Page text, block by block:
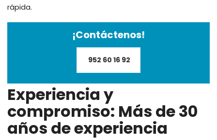
rápida.
¡Contáctenos!
952 60 16 92
Experiencia y
compromiso: Más de 30
años de experiencia